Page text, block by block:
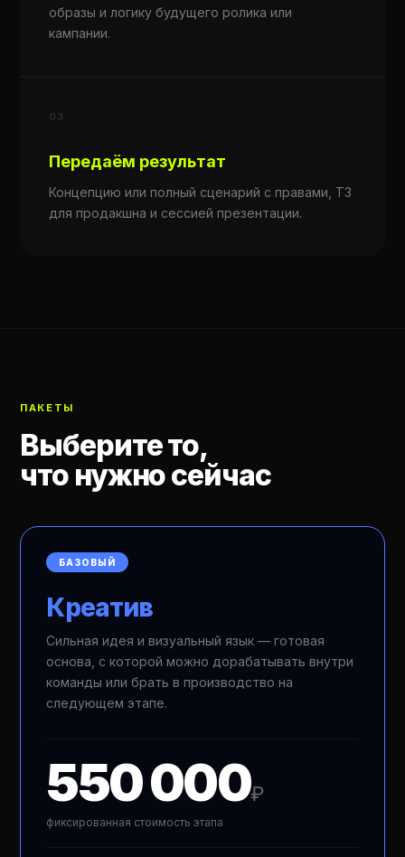
образы и логику будущего ролика или
кампании.
03
Передаём результат
Концепцию или полный сценарий с правами, ТЗ
для продакшна и сессией презентации.
ПАКЕТЫ
Выберите то,
что нужно сейчас
БАЗОВЫЙ
Креатив
Сильная идея и визуальный язык — готовая
основа, с которой можно дорабатывать внутри
команды или брать в производство на
следующем этапе.
550 000₽
фиксированная стоимость этапа